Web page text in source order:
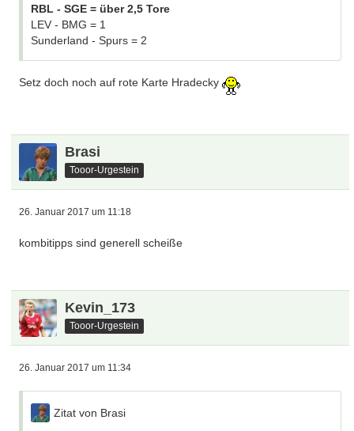
RBL - SGE = über 2,5 Tore
LEV - BMG = 1
Sunderland - Spurs = 2
Setz doch noch auf rote Karte Hradecky
Brasi
Tooor-Urgestein
26. Januar 2017 um 11:18
kombitipps sind generell scheiße
Kevin_173
Tooor-Urgestein
26. Januar 2017 um 11:34
Zitat von Brasi